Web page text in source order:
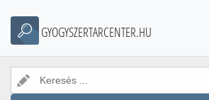
GYOGYSZERTARCENTER.HU